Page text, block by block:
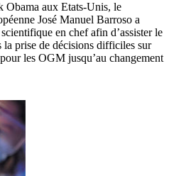
Obama aux Etats-Unis, le
José Manuel Barroso a
en chef afin d’assister le
prise de décisions difficiles sur
les OGM jusqu’au changement